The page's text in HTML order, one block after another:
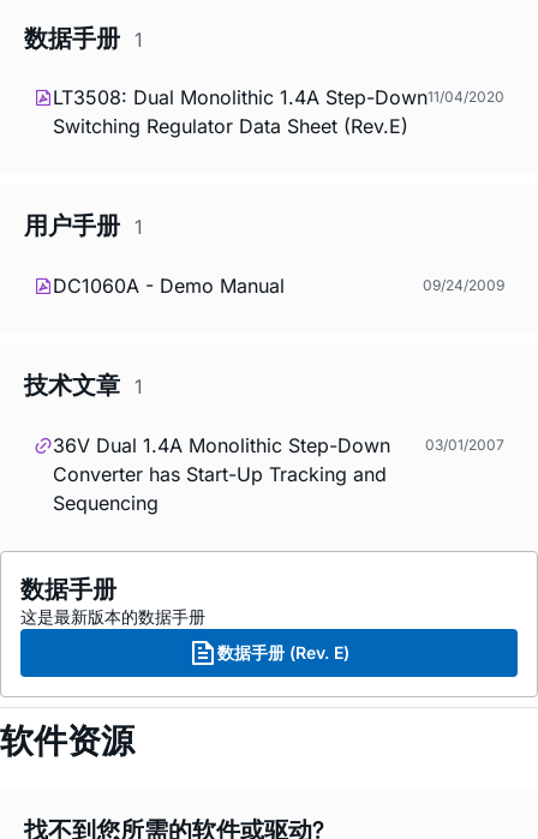
数据手册 1
LT3508: Dual Monolithic 1.4A Step-Down
Switching Regulator Data Sheet (Rev.E)
11/04/2020
用户手册 1
DC1060A - Demo Manual 09/24/2009
技术文章 1
36V Dual 1.4A Monolithic Step-Down
Converter has Start-Up Tracking and
Sequencing
03/01/2007
数据手册
这是最新版本的数据手册
数据手册 (Rev. E)
软件资源
找不到您所需的软件或驱动?